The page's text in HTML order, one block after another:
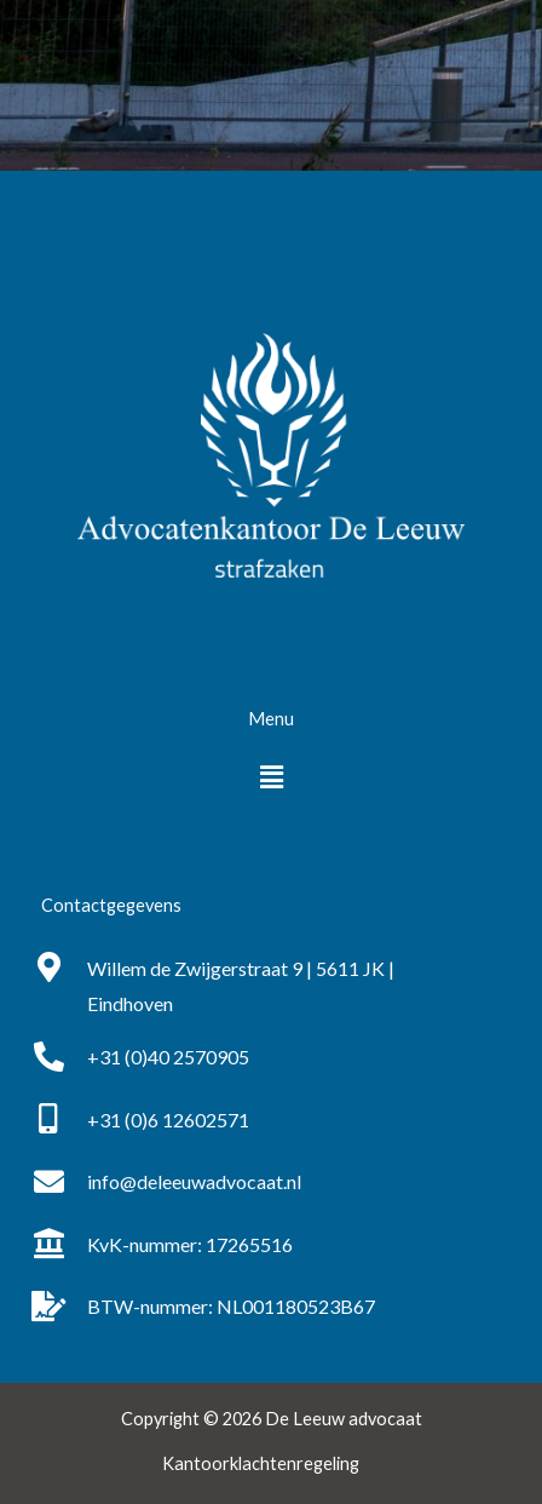
Menu
Menu
Contactgegevens
Willem de Zwijgerstraat 9 | 5611 JK |
Eindhoven
+31 (0)40 2570905
+31 (0)6 12602571
info@deleeuwadvocaat.nl
KvK-nummer: 17265516
BTW-nummer: NL001180523B67
Copyright © 2026 De Leeuw advocaat
Kantoorklachtenregeling